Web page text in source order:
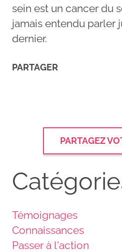
sein est un cancer du
jamais entendu parler
dernier.
PARTAGER
PARTAGEZ
Témoignages
Connaissances
Passer à l'action